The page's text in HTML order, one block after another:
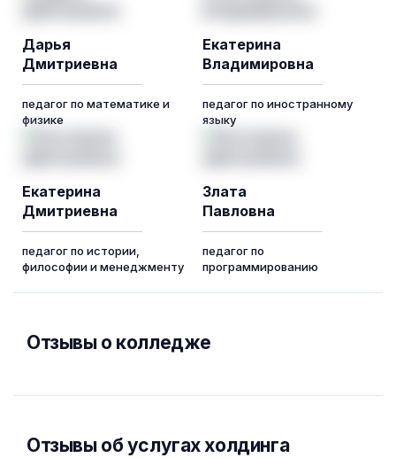
Дарья
Дмитриевна
педагог по математике и
физике
Екатерина
Владимировна
педагог по иностранному
языку
Екатерина
Дмитриевна
педагог по истории,
философии и менеджменту
Злата
Павловна
педагог по
программированию
Отзывы о колледже
Отзывы об услугах холдинга